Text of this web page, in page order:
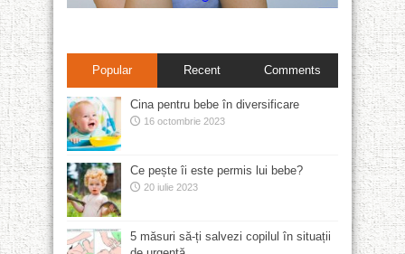
Popular Recent Comments
Cina pentru bebe în diversificare
16 octombrie 2023
Ce pește îi este permis lui bebe?
20 iulie 2023
5 măsuri să-ți salvezi copilul în situații